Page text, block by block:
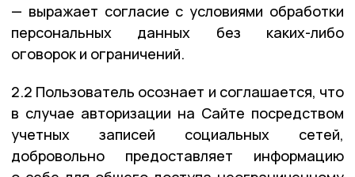
— выражает согласие с условиями обработки
персональных данных без каких-либо
оговорок и ограничений.
2.2 Пользователь осознает и соглашается, что
в случае авторизации на Сайте посредством
учетных записей социальных сетей,
добровольно предоставляет информацию